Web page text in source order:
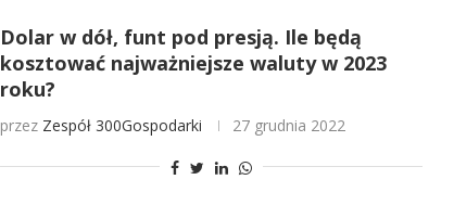
Dolar w dół, funt pod presją. Ile będą
kosztować najważniejsze waluty w 2023
roku?
przez Zespół 300Gospodarki 27 grudnia 2022